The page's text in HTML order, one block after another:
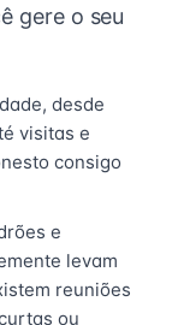
gere o seu
desde
visitas e
consigo
e
levam
reuniões
ou